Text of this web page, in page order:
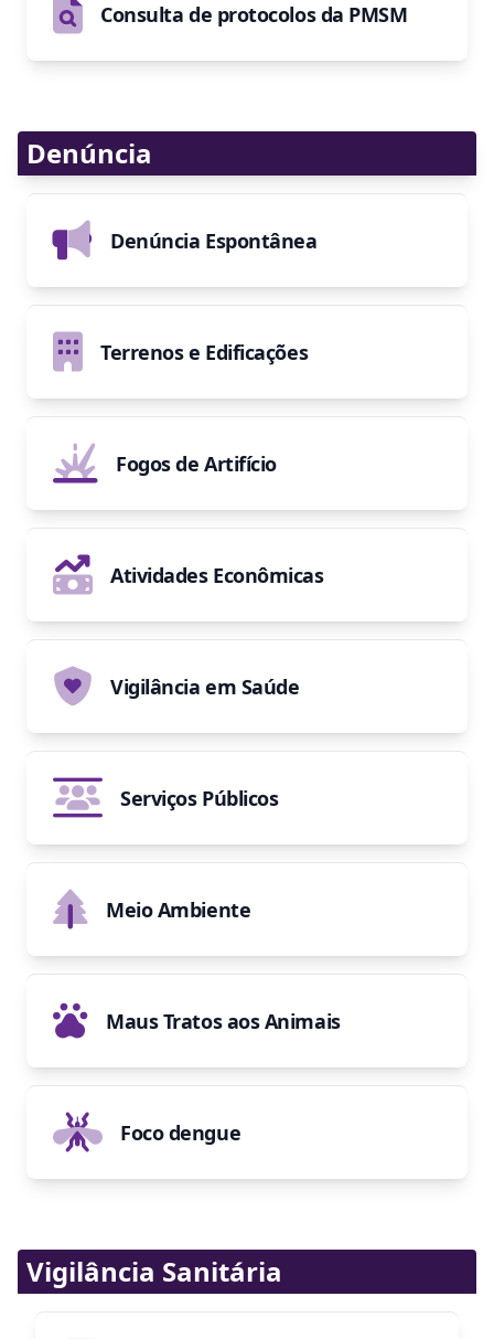
Consulta de protocolos da PMSM
Denúncia
Denúncia Espontânea
Terrenos e Edificações
Fogos de Artifício
Atividades Econômicas
Vigilância em Saúde
Serviços Públicos
Meio Ambiente
Maus Tratos aos Animais
Foco dengue
Vigilância Sanitária